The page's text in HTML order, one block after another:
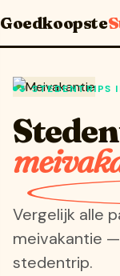
Goedkoopste
Home»Stedentrip
🌷 STEDENTRIPS
Vergelijk alle
meivakantie
stedentrip.